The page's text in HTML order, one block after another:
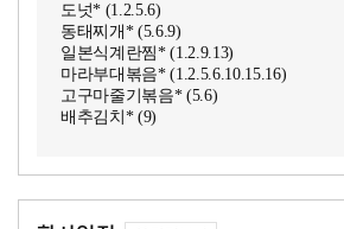
도넛* (1.2.5.6)
동태찌개* (5.6.9)
일본식계란찜* (1.2.9.13)
마라부대볶음* (1.2.5.6.10.15.16)
고구마줄기볶음* (5.6)
배추김치* (9)